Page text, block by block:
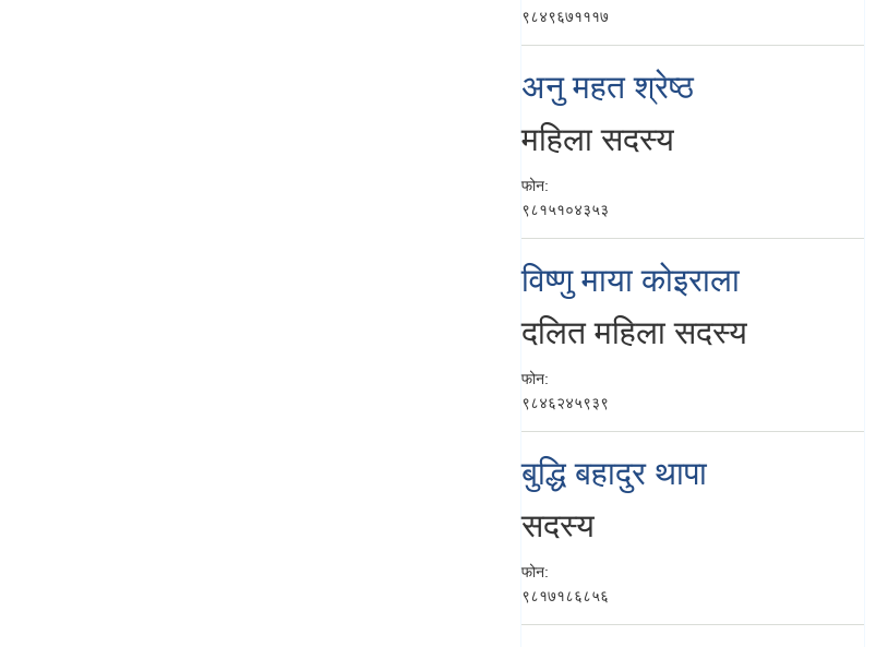
९८४९६७१११७
अनु महत श्रेष्ठ
महिला सदस्य
फोन:
९८१५१०४३५३
विष्णु माया कोइराला
दलित महिला सदस्य
फोन:
९८४६२४५९३९
बुद्धि बहादुर थापा
सदस्य
फोन:
९८१७१८६८५६